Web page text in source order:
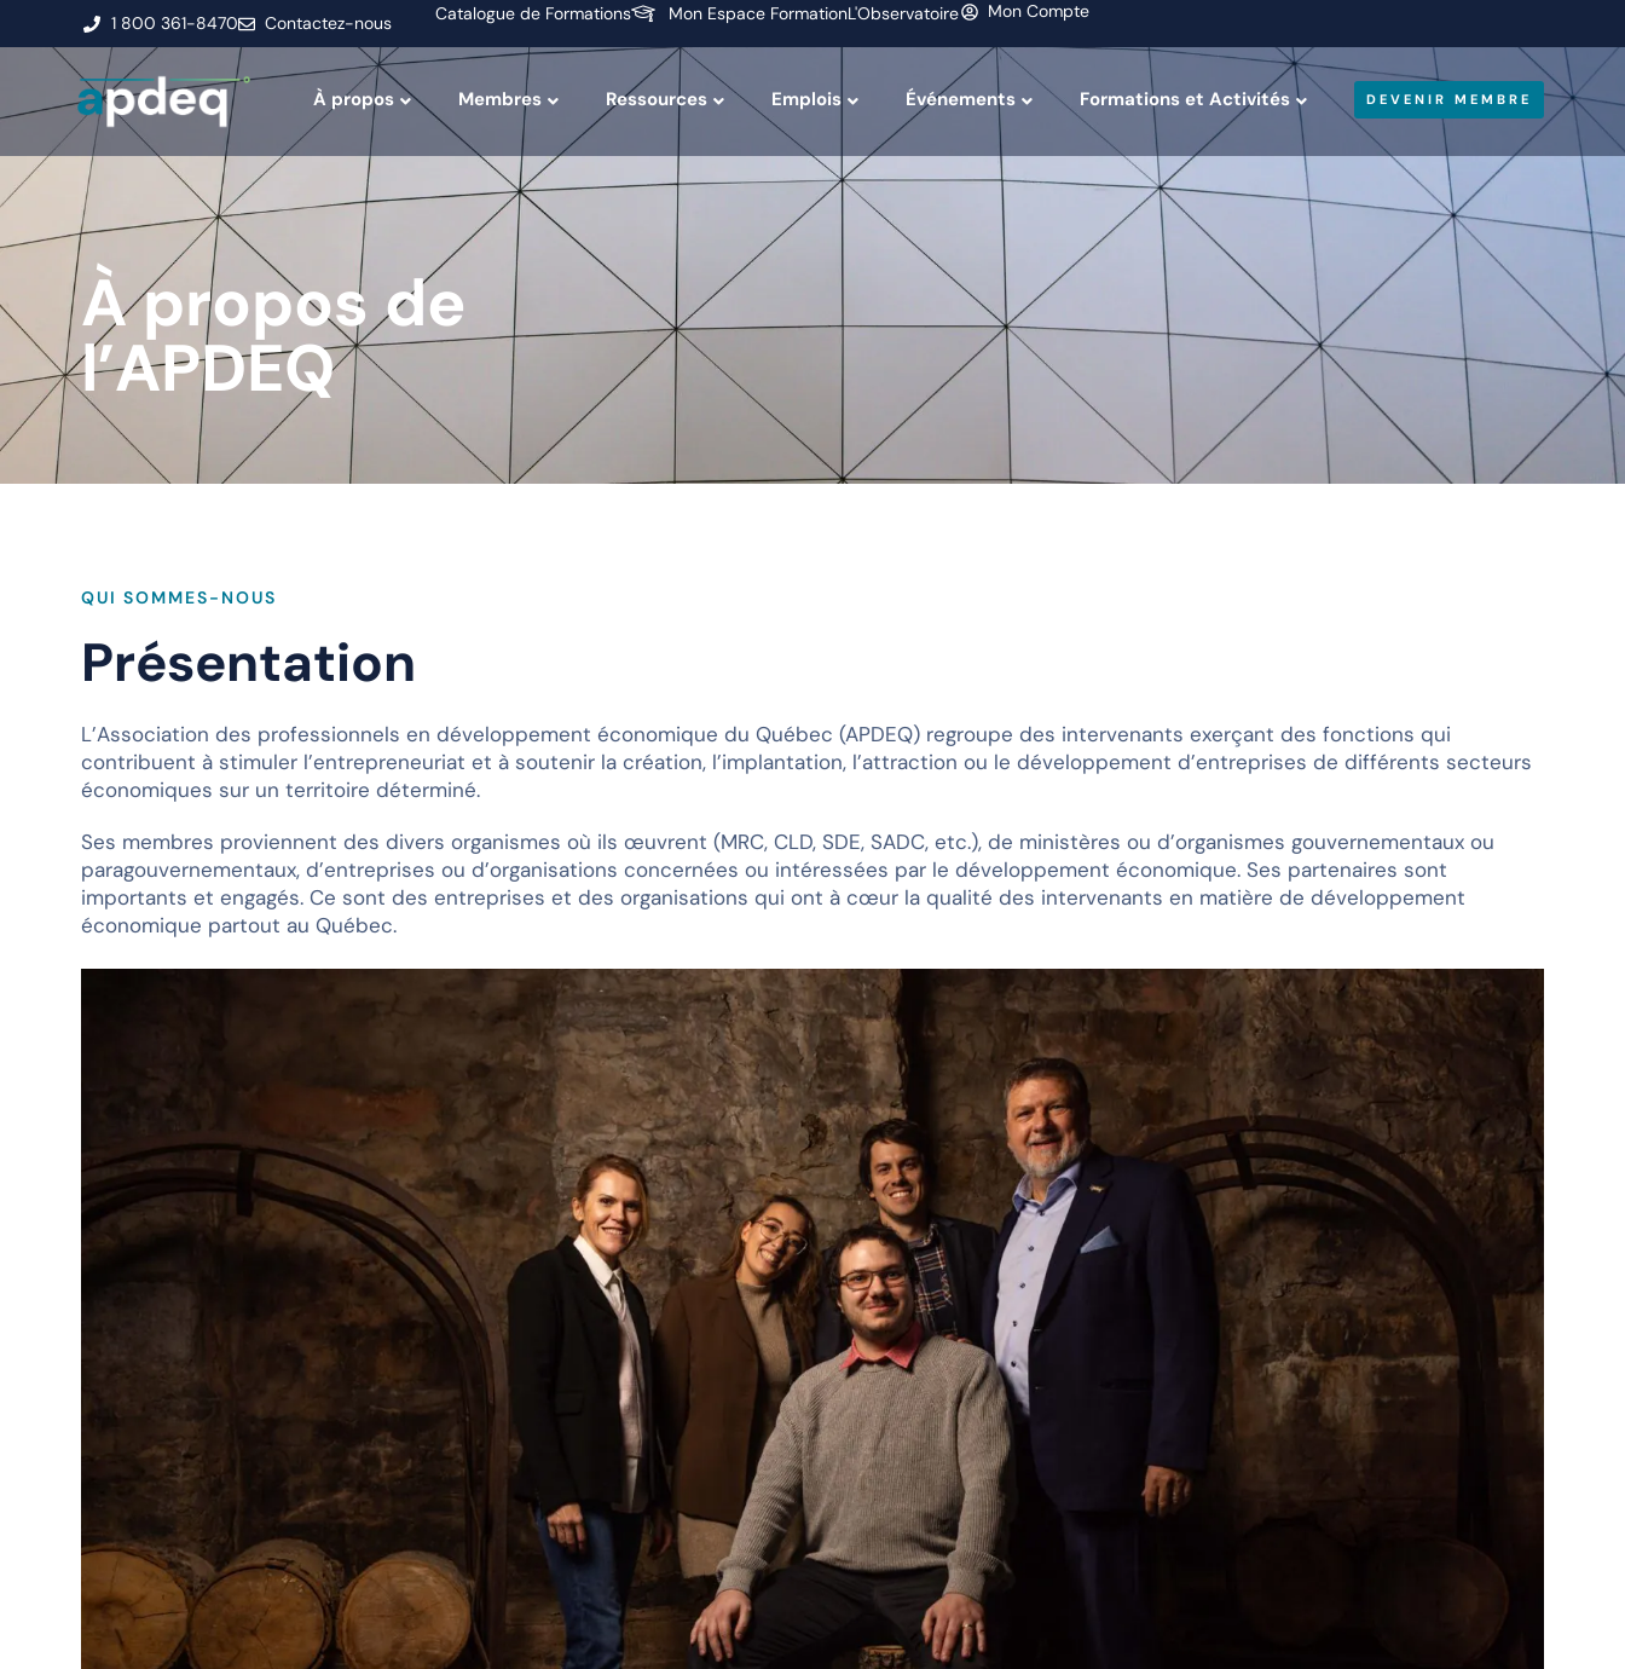
1 800 361-8470 Contactez-nous Catalogue de Formations Mon Espace FormationL'Observatoire Mon Compte
À propos Membres Ressources Emplois Événements Formations et Activités DEVENIR MEMBRE
À propos de
l’APDEQ
QUI SOMMES-NOUS
Présentation
L’Association des professionnels en développement économique du Québec (APDEQ) regroupe des intervenants exerçant des fonctions qui
contribuent à stimuler l’entrepreneuriat et à soutenir la création, l’implantation, l’attraction ou le développement d’entreprises de différents secteurs
économiques sur un territoire déterminé.
Ses membres proviennent des divers organismes où ils œuvrent (MRC, CLD, SDE, SADC, etc.), de ministères ou d’organismes gouvernementaux ou
paragouvernementaux, d’entreprises ou d’organisations concernées ou intéressées par le développement économique. Ses partenaires sont
importants et engagés. Ce sont des entreprises et des organisations qui ont à cœur la qualité des intervenants en matière de développement
économique partout au Québec.